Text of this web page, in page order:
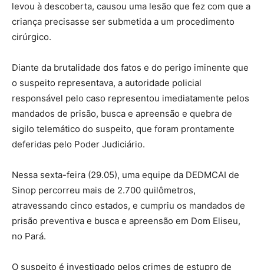
levou à descoberta, causou uma lesão que fez com que a
criança precisasse ser submetida a um procedimento
cirúrgico.
Diante da brutalidade dos fatos e do perigo iminente que
o suspeito representava, a autoridade policial
responsável pelo caso representou imediatamente pelos
mandados de prisão, busca e apreensão e quebra de
sigilo telemático do suspeito, que foram prontamente
deferidas pelo Poder Judiciário.
Nessa sexta-feira (29.05), uma equipe da DEDMCAI de
Sinop percorreu mais de 2.700 quilômetros,
atravessando cinco estados, e cumpriu os mandados de
prisão preventiva e busca e apreensão em Dom Eliseu,
no Pará.
O suspeito é investigado pelos crimes de estupro de